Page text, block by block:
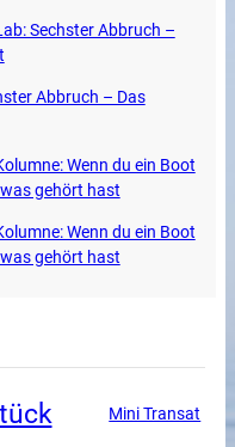
Sechster Abbruch –
Abbruch – Das
Wenn du ein Boot
gehört hast
Wenn du ein Boot
gehört hast
Mini Transat